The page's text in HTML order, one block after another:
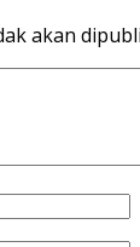
akan